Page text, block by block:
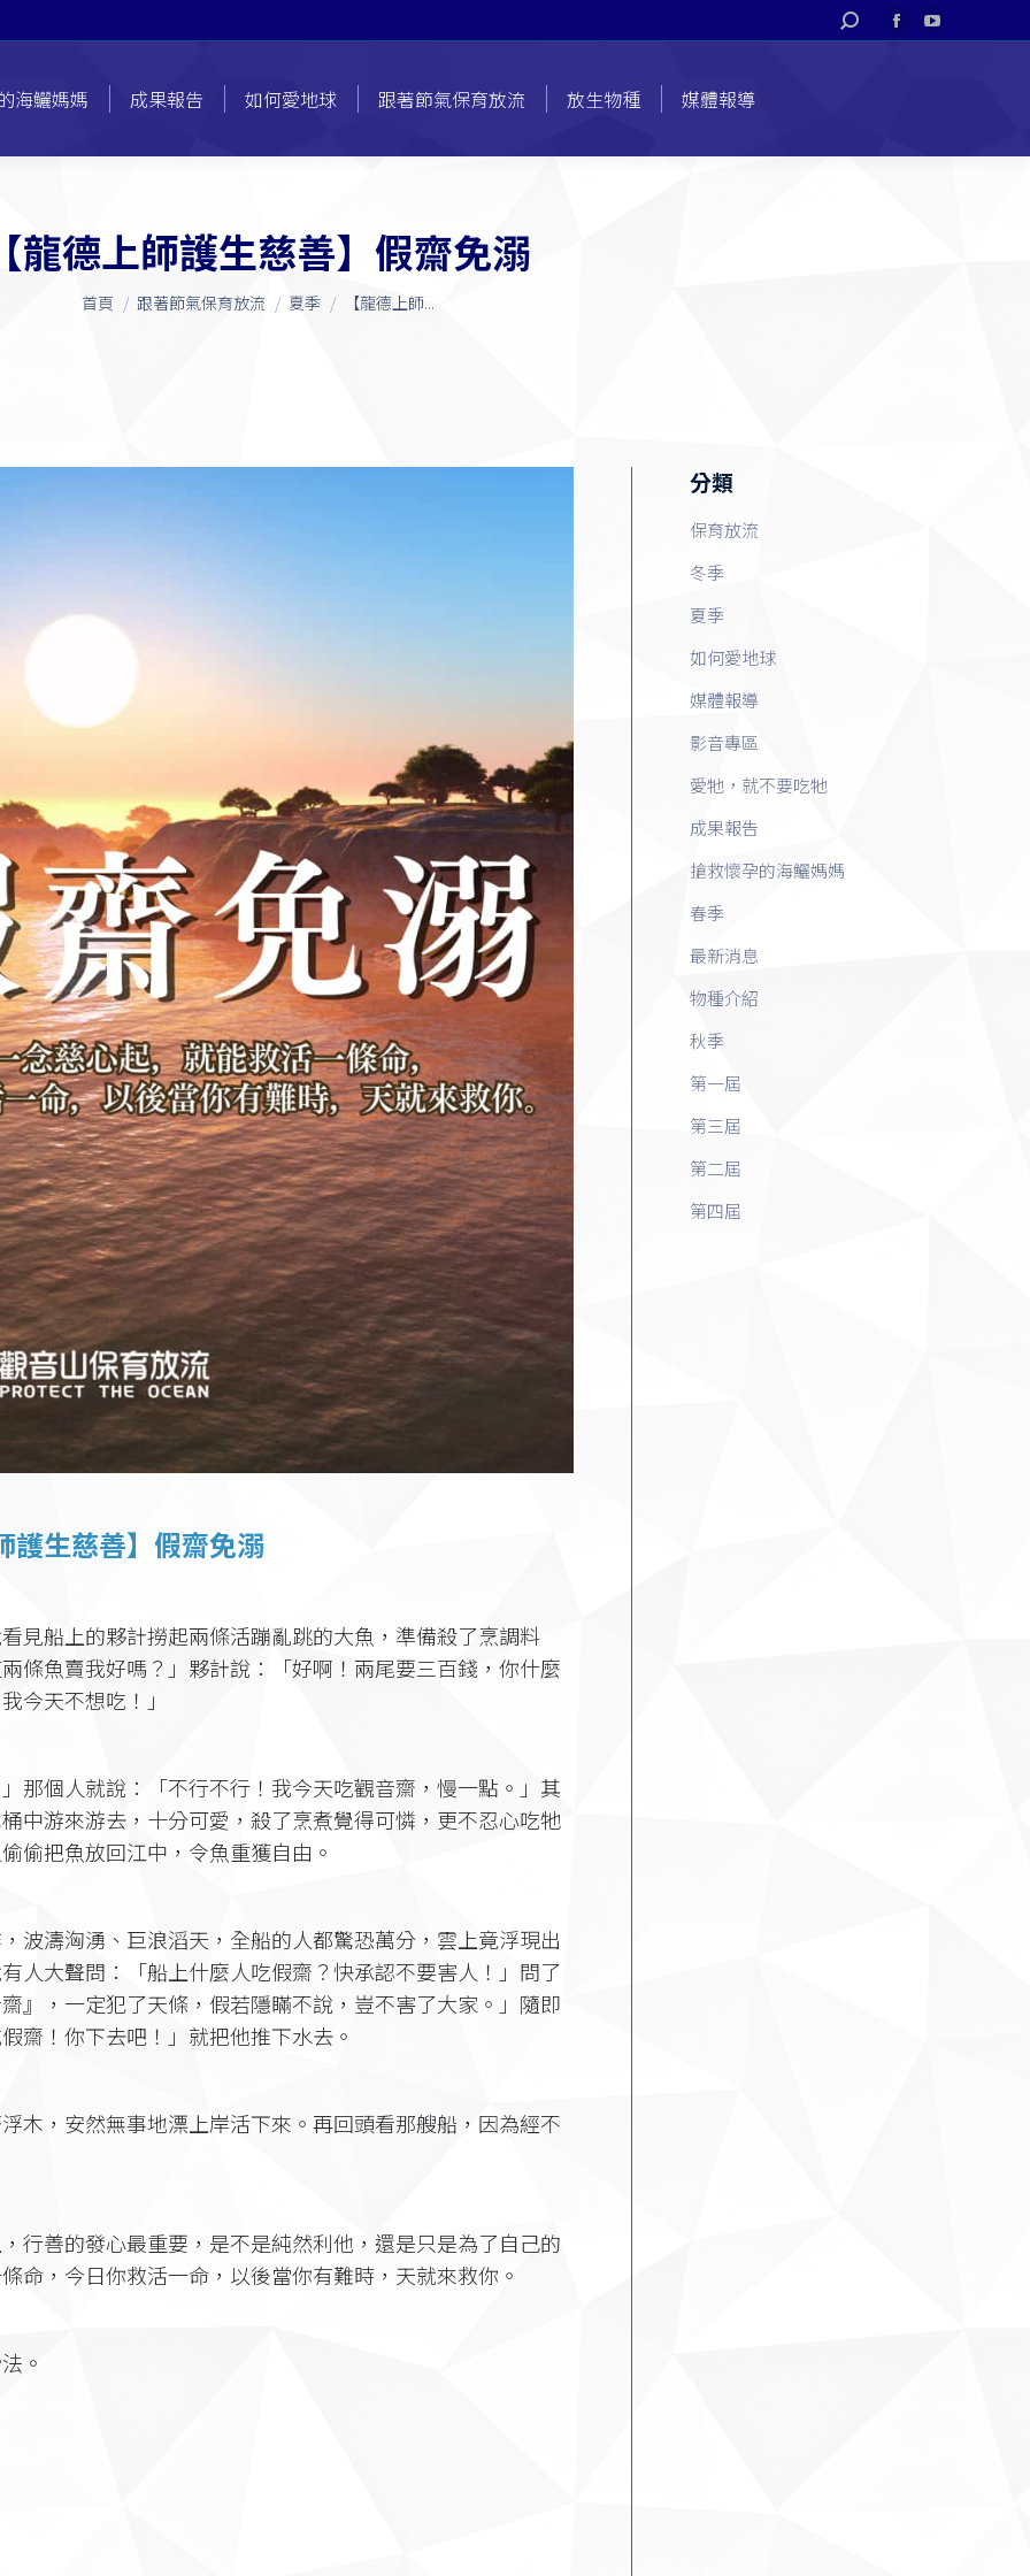
搜
索
Facebook
new
YouTube
new
海鱺媽媽 成果報告 如何愛地球 跟著節氣保育放流 放生物種 媒體報導
龍德上師護生慈善】假齋免溺
您在這裡：
首頁 跟著節氣保育放流 夏季 【龍德上師...
護生慈善】假齋免溺
見船上的夥計撈起兩條活蹦亂跳的大魚，準備殺了烹調料
條魚賣我好嗎？」夥計說：「好啊！兩尾要三百錢，你什麼
今天不想吃！」
那個人就說：「不行不行！我今天吃觀音齋，慢一點。」其
中游來游去，十分可愛，殺了烹煮覺得可憐，更不忍心吃牠
偷把魚放回江中，令魚重獲自由。
波濤洶湧、巨浪滔天，全船的人都驚恐萬分，雲上竟浮現出
人大聲問：「船上什麼人吃假齋？快承認不要害人！」問了
』，一定犯了天條，假若隱瞞不說，豈不害了大家。」隨即
齋！你下去吧！」就把他推下水去。
木，安然無事地漂上岸活下來。再回頭看那艘船，因為經不
行善的發心最重要，是不是純然利他，還是只是為了自己的
命，今日你救活一命，以後當你有難時，天就來救你。
。
分類
保育放流
冬季
夏季
如何愛地球
媒體報導
影音專區
愛牠，就不要吃牠
成果報告
搶救懷孕的海鱺媽媽
春季
最新消息
物種介紹
秋季
第一屆
第三屆
第二屆
第四屆